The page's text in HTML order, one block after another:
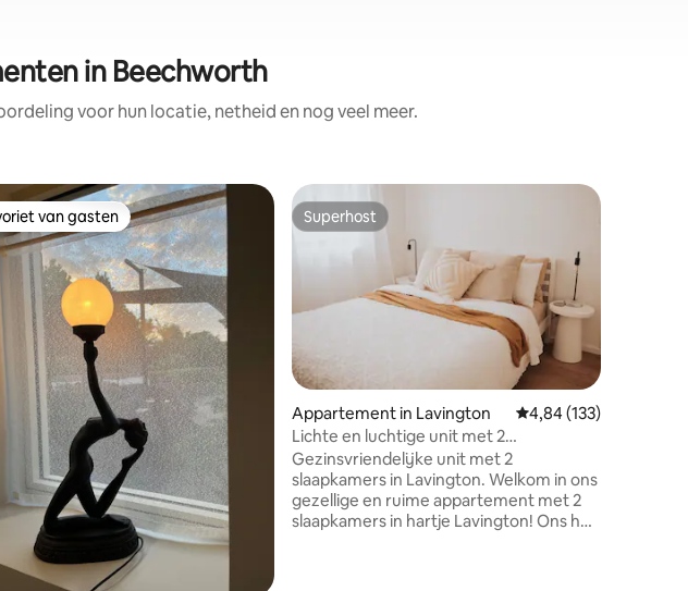
in Beechworth
voor hun locatie, netheid en nog veel meer.
van 4,91 uit 5, 193 recensies
van gasten
van gasten Superhost
Superhost
Appartement in Lavington Gemiddelde
4,84 (133)
Lichte en luchtige unit met 2
slaapkamers
Gezinsvriendelijke unit met 2
slaapkamers in Lavington. Welkom in ons
gezellige en ruime appartement met 2
slaapkamers in hartje Lavington! Ons huis